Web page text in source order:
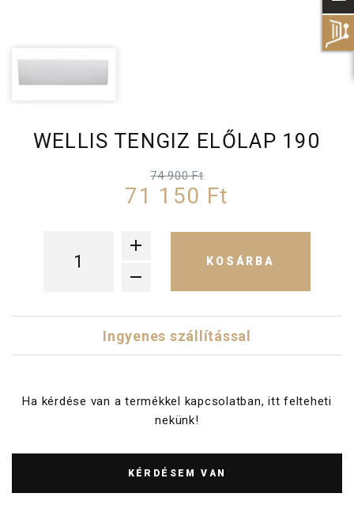
WELLIS TENGIZ ELŐLAP 190
74 900 Ft
71 150 Ft
KOSÁRBA
Ingyenes szállítással
Ha kérdése van a termékkel kapcsolatban, itt felteheti
nekünk!
KÉRDÉSEM VAN